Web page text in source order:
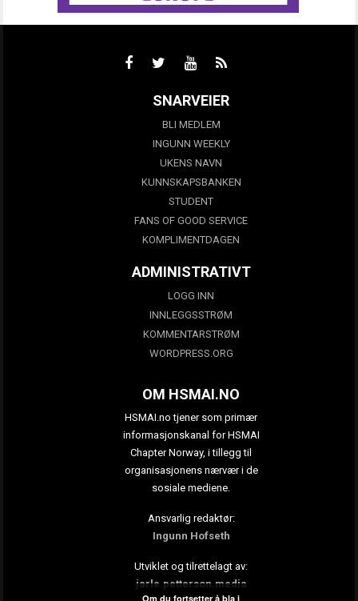
SNARVEIER
BLI MEDLEM
INGUNN WEEKLY
UKENS NAVN
KUNNSKAPSBANKEN
STUDENT
FANS OF GOOD SERVICE
KOMPLIMENTDAGEN
ADMINISTRATIVT
LOGG INN
INNLEGGSSTRØM
KOMMENTARSTRØM
WORDPRESS.ORG
OM HSMAI.NO
HSMAI.no tjener som primær
informasjonskanal for HSMAI
Chapter Norway, i tillegg til
organisasjonens nærvær i de
sosiale mediene.
Ansvarlig redaktør:
Ingunn Hofseth
Utviklet og tilrettelagt av:
jarle.petterson.media
Om du fortsetter å bla i